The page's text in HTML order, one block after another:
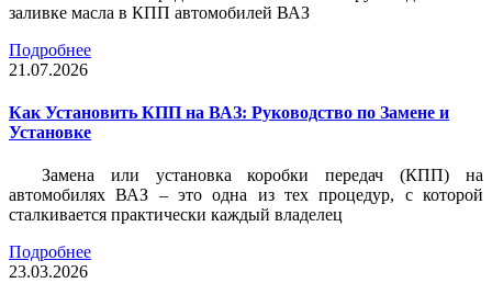
заливке масла в КПП автомобилей ВАЗ
Подробнее
21.07.2026
Как Установить КПП на ВАЗ: Руководство по Замене и
Установке
Замена или установка коробки передач (КПП) на
автомобилях ВАЗ – это одна из тех процедур, с которой
сталкивается практически каждый владелец
Подробнее
23.03.2026